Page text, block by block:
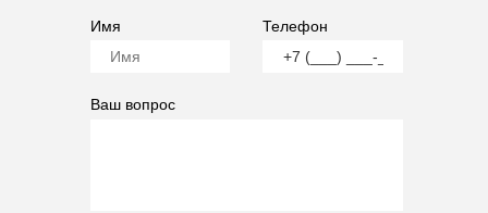
Имя Телефон
Ваш вопрос